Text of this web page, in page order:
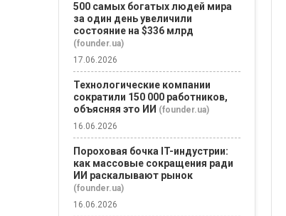
500 самых богатых людей мира
за один день увеличили
состояние на $336 млрд
(founder.ua)
17.06.2026
Технологические компании
сократили 150 000 работников,
объясняя это ИИ (founder.ua)
16.06.2026
Пороховая бочка IT-индустрии:
как массовые сокращения ради
ИИ раскалывают рынок
(founder.ua)
16.06.2026